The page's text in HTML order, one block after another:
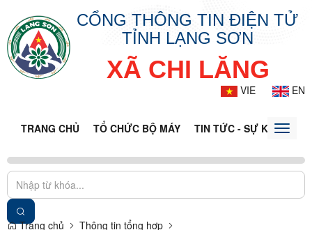
CỔNG THÔNG TIN ĐIỆN TỬ
TỈNH LẠNG SƠN
XÃ CHI LĂNG
VIE EN
TRANG CHỦ TỔ CHỨC BỘ MÁY TIN TỨC - SỰ KIỆNToggle
Trang chủ
Thông tin tổng hợp